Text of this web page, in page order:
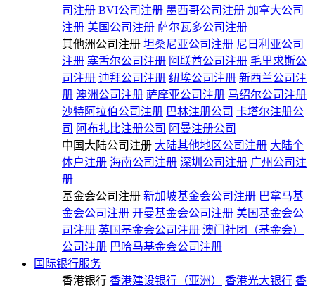
司注册 BVI公司注册 墨西哥公司注册 加拿大公司
注册 美国公司注册 萨尔瓦多公司注册
其他洲公司注册 坦桑尼亚公司注册 尼日利亚公司
注册 塞舌尔公司注册 阿联酋公司注册 毛里求斯公
司注册 迪拜公司注册 纽埃公司注册 新西兰公司注
册 澳洲公司注册 萨摩亚公司注册 马绍尔公司注册
沙特阿拉伯公司注册 巴林注册公司 卡塔尔注册公
司 阿布扎比注册公司 阿曼注册公司
中国大陆公司注册 大陆其他地区公司注册 大陆个
体户注册 海南公司注册 深圳公司注册 广州公司注
册
基金会公司注册 新加坡基金会公司注册 巴拿马基
金会公司注册 开曼基金会公司注册 美国基金会公
司注册 英国基金会公司注册 澳门社团（基金会）
公司注册 巴哈马基金会公司注册
国际银行服务
香港银行 香港建设银行（亚洲） 香港光大银行 香